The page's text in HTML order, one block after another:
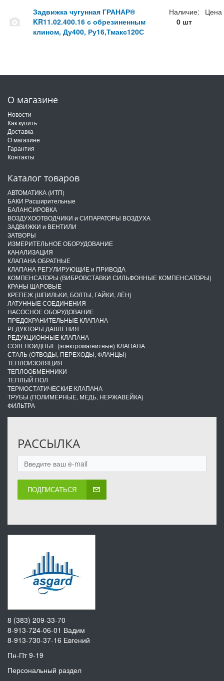
Задвижка чугунная ГРАНАР®
KR11.02.400.16 с обрезиненным
клином, Ду400, Ру16,Тмакс120С
Наличие:
0 шт
Цена
О магазине
Новости
Как купить
Доставка
О магазине
Гарантия
Контакты
Каталог товаров
АВТОМАТИКА (ИТП)
БАКИ Расширительные
БАЛАНСИРОВКА
ВОЗДУХООТВОДЧИКИ и СИПАРАТОРЫ ВОЗДУХА
ЗАДВИЖКИ и ВЕНТИЛИ
ЗАТВОРЫ
ИЗМЕРИТЕЛЬНОЕ ОБОРУДОВАНИЕ
КАНАЛИЗАЦИЯ
КЛАПАНА ОБРАТНЫЕ
КЛАПАНА РЕГУЛИРУЮЩИЕ и ПРИВОДА
КОМПЕНСАТОРЫ (ВИБРОВСТАВКИ СИЛЬФОННЫЕ КОМПЕНСАТОРЫ)
КРАНЫ ШАРОВЫЕ
КРЕПЕЖ (ШПИЛЬКИ, БОЛТЫ, ГАЙКИ, ЛЁН)
ЛАТУННЫЕ СОЕДИНЕНИЯ
НАСОСНОЕ ОБОРУДОВАНИЕ
ПРЕДОХРАНИТЕЛЬНЫЕ КЛАПАНА
РЕДУКТОРЫ ДАВЛЕНИЯ
РЕДУКЦИОННЫЕ КЛАПАНА
СОЛЕНОИДНЫЕ (электромагнитные) КЛАПАНА
СТАЛЬ (ОТВОДЫ, ПЕРЕХОДЫ, ФЛАНЦЫ)
ТЕПЛОИЗОЛЯЦИЯ
ТЕПЛООБМЕННИКИ
ТЕПЛЫЙ ПОЛ
ТЕРМОСТАТИЧЕСКИЕ КЛАПАНА
ТРУБЫ (ПОЛИМЕРНЫЕ, МЕДЬ, НЕРЖАВЕЙКА)
ФИЛЬТРА
РАССЫЛКА
ПОДПИСАТЬСЯ
8 (383) 209-33-70
8-913-724-06-01 Вадим
8-913-730-37-16 Евгений
Пн-Пт 9-19
Персональный раздел